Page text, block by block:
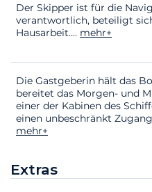
Der Skipper ist für die
verantwortlich, beteiligt
Hausarbeit.... mehr+
Die Gastgeberin hält das
bereitet das Morgen- und
einer der Kabinen des
einen unbeschränkt
mehr+
Extras